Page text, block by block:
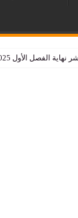
2025-2026 محافظة جنوب الشرقية